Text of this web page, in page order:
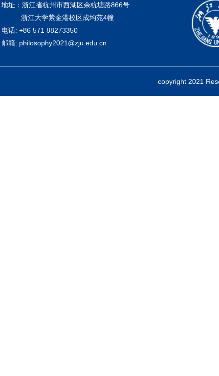
地址：浙江省杭州市西湖区余杭塘路866号
浙江大学紫金港校区成均苑4幢
电话: +86 571 88273350
邮箱: philosophy2021@zju.edu.cn
copyright 2021